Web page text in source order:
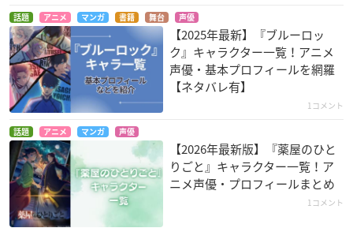
話題 アニメ マンガ 書籍 舞台 声優
【2025年最新】『ブルーロッ
ク』キャラクター一覧！アニメ
声優・基本プロフィールを網羅
【ネタバレ有】
1コメント
話題 アニメ マンガ 声優
【2026年最新版】『薬屋のひと
りごと』キャラクター一覧！ア
ニメ声優・プロフィールまとめ
1コメント